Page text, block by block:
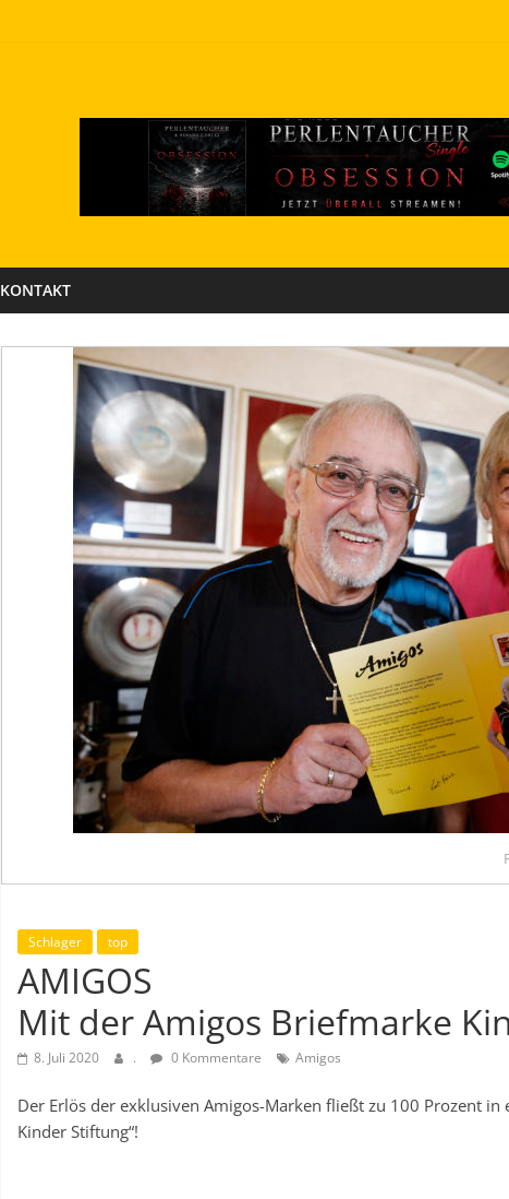
KONTAKT
Schlager top
AMIGOS
Mit der Amigos Briefmarke
8. Juli 2020 . 0 Kommentare Amigos
Der Erlös der exklusiven Amigos-Marken fließt zu 100 Prozent
Kinder Stiftung“!